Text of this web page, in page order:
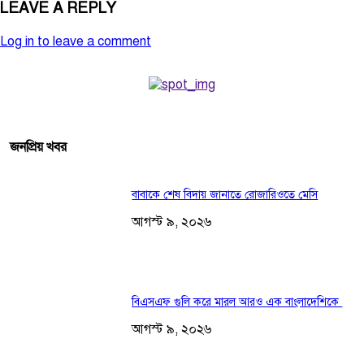
LEAVE A REPLY
Log in to leave a comment
জনপ্রিয় খবর
বাবাকে শেষ বিদায় জানাতে রোজারিওতে মেসি
আগস্ট ৯, ২০২৬
বিএসএফ গুলি করে মারল আরও এক বাংলাদেশিকে
আগস্ট ৯, ২০২৬